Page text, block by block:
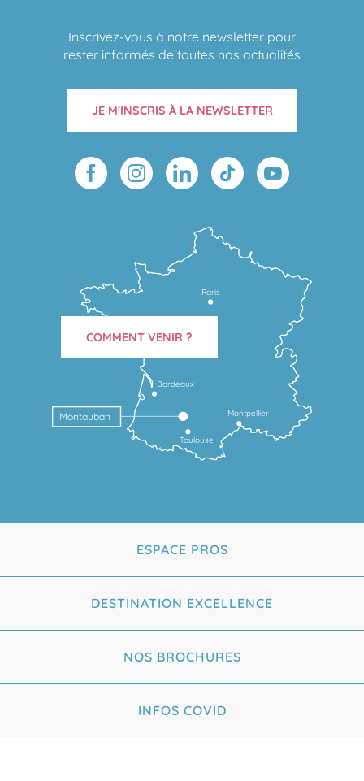
Inscrivez-vous à notre newsletter pour
rester informés de toutes nos actualités
JE M'INSCRIS À LA NEWSLETTER
Toulouse
Montpellier
Bordeaux
Montauban
Paris
COMMENT VENIR ?
ESPACE PROS
DESTINATION EXCELLENCE
NOS BROCHURES
INFOS COVID